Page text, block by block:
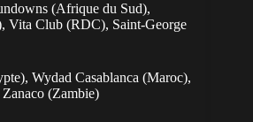
(Afrique du Sud),
Vita Club (RDC), Saint-George
Wydad Casablanca (Maroc),
(Zambie)